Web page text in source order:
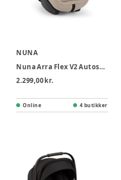
NUNA
Nuna Arra Flex V2 Autostol - Cosmopolitan
2.299,00 kr.
Online 4 butikker